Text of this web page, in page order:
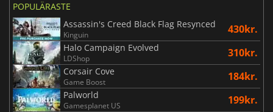
POPULÄRASTE
Assassin's Creed Black Flag Resynced
Kinguin 430kr.
Halo Campaign Evolved
LDShop 310kr.
Corsair Cove
Game Boost 184kr.
Palworld
Gamesplanet US 199kr.